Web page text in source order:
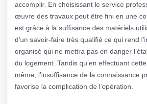
accomplir. En choisissant le service
œuvre des travaux peut être fini en une
est grâce à la suffisance des matériels
d’un savoir-faire très qualifié ce qui rend
organisé qui ne mettra pas en danger
du logement. Tandis qu’en effectuant
même, l’insuffisance de la connaissance
favorise la complication de l’opération.